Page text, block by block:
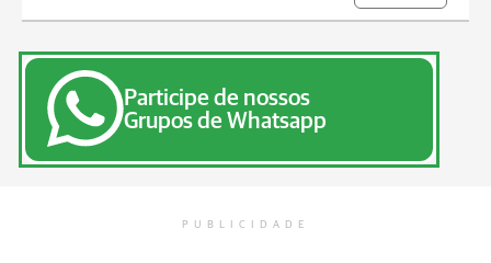
Participe de nossos
Grupos de Whatsapp
PUBLICIDADE